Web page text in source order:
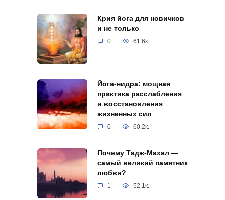
Крия йога для новичков
и не только
0 61.6к.
Йога-нидра: мощная
практика расслабления
и восстановления
жизненных сил
0 60.2к.
Почему Тадж-Махал —
самый великий памятник
любви?
1 52.1к.